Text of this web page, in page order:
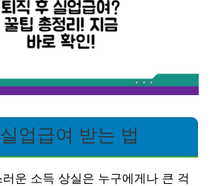
업급여 받는 법
운 소득 상실은 누구에게나 큰 걱